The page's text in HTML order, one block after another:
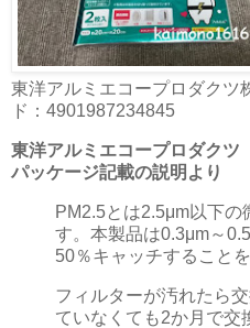
東洋アルミエコープロダクツ
ド：4901987234845
東洋アルミエコープロダク
パッケージ記載の説明より
PM2.5とは2.5μm以下の
す。本製品は0.3μm～
50％キャッチすること
フィルターが汚れたら
ていなくても2か月で交